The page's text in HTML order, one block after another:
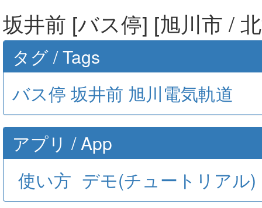
坂井前 [バス停] [旭川市 /
タグ / Tags
バス停 坂井前 旭川電気軌道
アプリ / App
使い方 デモ(チュートリアル)